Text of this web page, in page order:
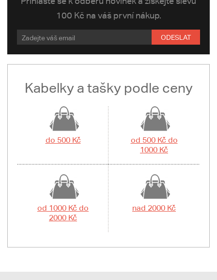
100 Kč na váš první nákup.
ODESLAT
Kabelky a tašky podle ceny
do 500 Kč
od 500 Kč do
1000 Kč
od 1000 Kč do
2000 Kč
nad 2000 Kč